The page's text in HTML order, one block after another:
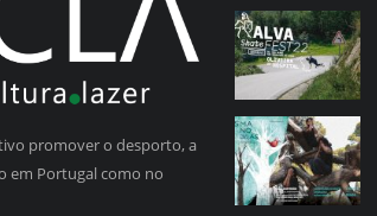
promover o desporto, a
em Portugal como no